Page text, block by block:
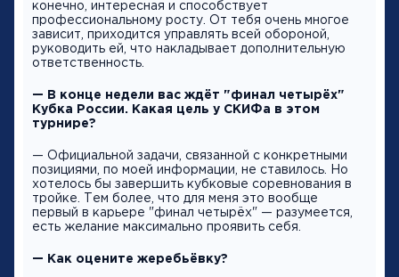
конечно, интересная и способствует
профессиональному росту. От тебя очень многое
зависит, приходится управлять всей обороной,
руководить ей, что накладывает дополнительную
ответственность.
— В конце недели вас ждёт "финал четырёх"
Кубка России. Какая цель у СКИФа в этом
турнире?
— Официальной задачи, связанной с конкретными
позициями, по моей информации, не ставилось. Но
хотелось бы завершить кубковые соревнования в
тройке. Тем более, что для меня это вообще
первый в карьере "финал четырёх" — разумеется,
есть желание максимально проявить себя.
— Как оцените жеребьёвку?